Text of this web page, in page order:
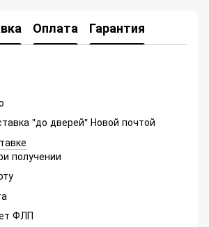
Оплата Гарантия
"до дверей" Новой почтой
получении
ФЛП